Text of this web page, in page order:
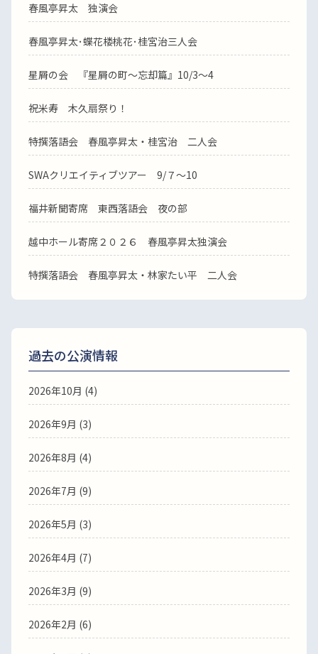
春風亭昇太 独演会
春風亭昇太･蝶花楼桃花･桂宮治三人会
星屑の会 『星屑の町～忘却篇』10/3～4
祝米寿 木久扇祭り！
特撰落語会 春風亭昇太・桂宮治 二人会
SWAクリエイティブツアー 9/７～10
福井新聞寄席 東西落語会 夜の部
越中ホール寄席２０２６ 春風亭昇太独演会
特撰落語会 春風亭昇太・林家たい平 二人会
過去の公演情報
2026年10月 (4)
2026年9月 (3)
2026年8月 (4)
2026年7月 (9)
2026年5月 (3)
2026年4月 (7)
2026年3月 (9)
2026年2月 (6)